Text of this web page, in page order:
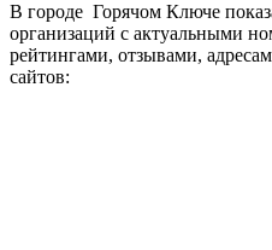
В городе Горячом Ключе
организаций с актуальными
рейтингами, отзывами,
сайтов: